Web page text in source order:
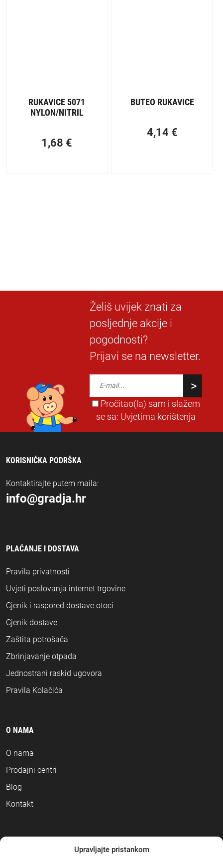
Upravljajte pristankom
RUKAVICE 5071
NYLON/NITRIL
1,68 €
BUTEO RUKAVICE
4,14 €
Želiš uvijek znati za
posljednje akcije i
pogodnosti?
Prijavi se na newsletter.
Pročitao(la) sam i slažem
se sa: Uvjetima korištenja
KORISNIČKA PODRŠKA
Kontaktirajte putem maila:
info@gradja.hr
PLAĆANJE I DOSTAVA
Pravila privatnosti
Uvjeti poslovanja internet trgovine
Cjenik i raspored dostave otoci
Cjenik dostave
Zaštita potrošača
Zbrinjavanje otpada
Jednostrani raskid ugovora
Pravila Kolačića
O NAMA
O nama
Prodajni centri
Blog
Kontakt